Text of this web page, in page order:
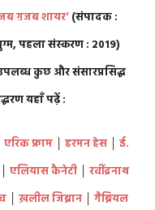
ग़जब शायर’(संपादक :
पहला संस्करण : 2019)
उपलब्ध कुछ और संसारप्रसिद्ध
यहाँ पढ़ें :
एरिक फ्राम│ हरमन हेस│ ई.
│एलियास कैनेटी │रवींद्रनाथ
│ ख़लील जिब्रान│ गैब्रियल